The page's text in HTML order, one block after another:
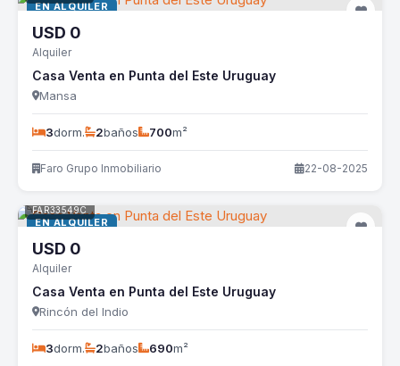
EN ALQUILER
USD 0
Alquiler
Casa Venta en Punta del Este Uruguay
Mansa
3dorm. 2baños 700m²
Faro Grupo Inmobiliario 22-08-2025
EN ALQUILER
FAR33549C
USD 0
Alquiler
Casa Venta en Punta del Este Uruguay
Rincón del Indio
3dorm. 2baños 690m²